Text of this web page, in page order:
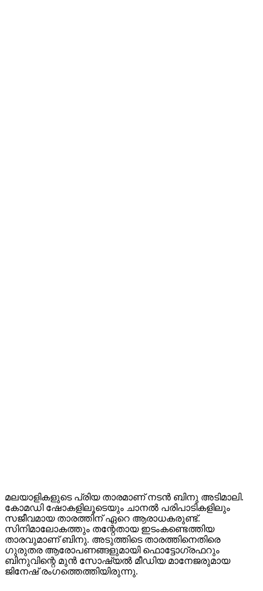
മലയാളികളുടെ പ്രിയ താരമാണ് നടന്‍ ബിനു അടിമാലി.
കോമഡി ഷോകളിലൂടെയും ചാനല്‍ പരിപാടികളിലും
സജീവമായ താരത്തിന് ഏറെ ആരാധകരുണ്ട്.
സിനിമാലോകത്തും തന്റേതായ ഇടംകണ്ടെത്തിയ
താരവുമാണ് ബിനു. അടുത്തിടെ താരത്തിനെതിരെ
ഗുരുതര ആരോപണങ്ങളുമായി ഫൊട്ടോഗ്രഫറും
ബിനുവിന്റെ മുന്‍ സോഷ്യല്‍ മീഡിയ മാനേജരുമായ
ജിനേഷ് രംഗത്തെത്തിയിരുന്നു.